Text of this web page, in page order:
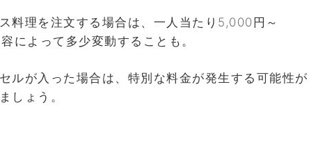
料理を注文する場合は、一人当たり5,000円～
によって多少変動することも。
ルが入った場合は、特別な料金が発生する可能性が
しょう。